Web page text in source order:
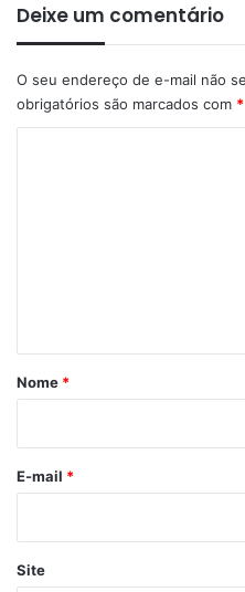
Deixe um comentário
O seu endereço de e-mail não
obrigatórios são marcados com *
r
*
Nome *
E-mail *
Site